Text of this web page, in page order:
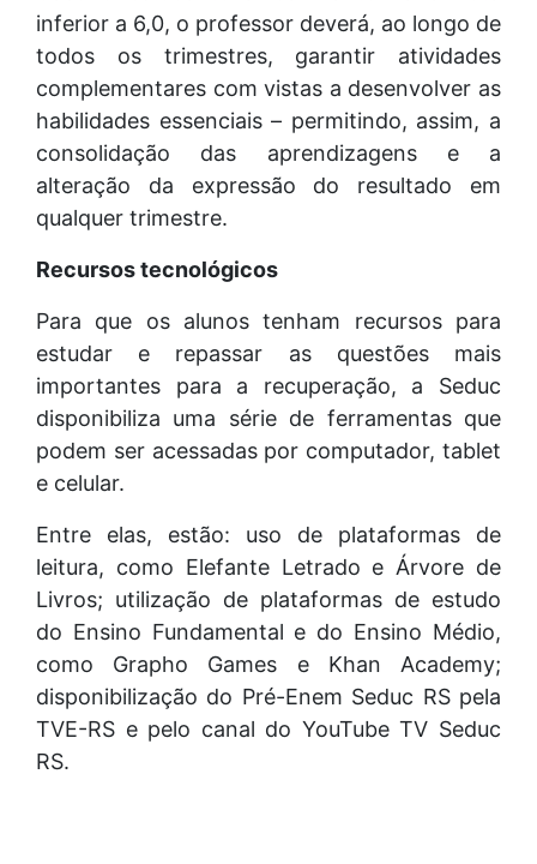
inferior a 6,0, o professor deverá, ao longo de
todos os trimestres, garantir atividades
complementares com vistas a desenvolver as
habilidades essenciais – permitindo, assim, a
consolidação das aprendizagens e a
alteração da expressão do resultado em
qualquer trimestre.
Recursos tecnológicos
Para que os alunos tenham recursos para
estudar e repassar as questões mais
importantes para a recuperação, a Seduc
disponibiliza uma série de ferramentas que
podem ser acessadas por computador, tablet
e celular.
Entre elas, estão: uso de plataformas de
leitura, como Elefante Letrado e Árvore de
Livros; utilização de plataformas de estudo
do Ensino Fundamental e do Ensino Médio,
como Grapho Games e Khan Academy;
disponibilização do Pré-Enem Seduc RS pela
TVE-RS e pelo canal do YouTube TV Seduc
RS.